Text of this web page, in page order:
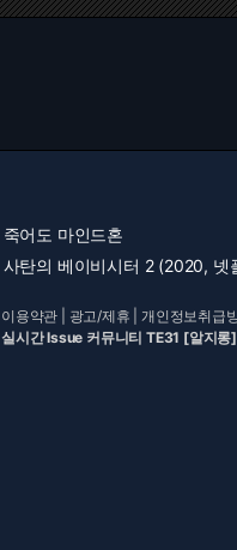
죽어도 마인드혼
사탄의 베이비시터 2 (2020,
이용약관 광고/제휴 |개인정보취급
실시간 Issue 커뮤니티 TE31 [알지